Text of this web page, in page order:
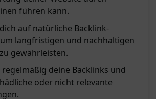
führen kann.
auf natürliche Backlink-
langfristigen und nachhaltigen
gewährleisten.
deine Backlinks und
oder nicht relevante